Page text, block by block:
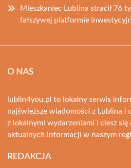
Mieszkaniec Lublina stracił 76
fałszywej platformie
O NAS
lublin4you.pl to lokalny serwis
najświeższe wiadomości z Lublina i
z lokalnymi wydarzeniami i ciesz się
aktualnych informacji w naszym
REDAKCJA